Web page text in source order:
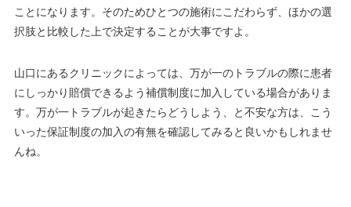
ことになります。そのためひとつの施術にこだわらず、ほかの選
択肢と比較した上で決定することが大事ですよ。
山口にあるクリニックによっては、万が一のトラブルの際に患者
にしっかり賠償できるよう補償制度に加入している場合がありま
す。万が一トラブルが起きたらどうしよう、と不安な方は、こう
いった保証制度の加入の有無を確認してみると良いかもしれませ
んね。